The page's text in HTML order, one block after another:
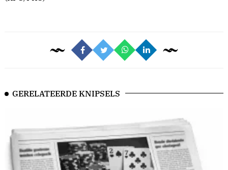
GERELATEERDE KNIPSELS